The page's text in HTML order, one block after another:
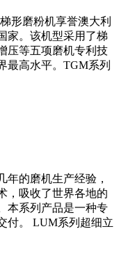
形磨粉机享誉澳大利
家。该机型采用了梯
压等五项磨机专利技
最高水平。TGM系列
年的磨机生产经验，
，吸收了世界各地的
本系列产品是一种专
付。 LUM系列超细立